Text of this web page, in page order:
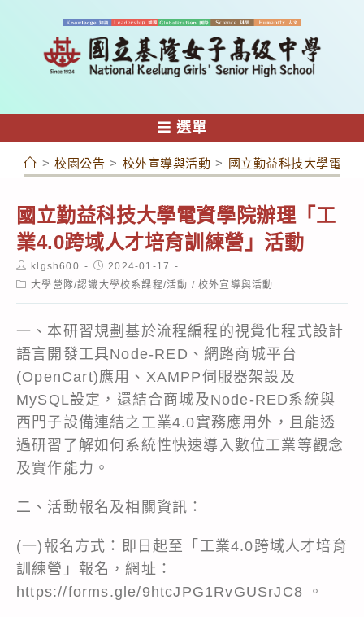
容
選單
> 校園公告 > 校外宣導與活動 > 國立勤益科技大學電資
國立勤益科技大學電資學院辦理「工
業4.0跨域人才培育訓練營」活動
Post
author:
klgsh600
Post
published:
2024-01-17
Post大學營隊/認識大學校系課程/活動 / 校外宣導與活動
一、本研習規劃基於流程編程的視覺化程式設計
語言開發工具Node-RED、網路商城平台
(OpenCart)應用、XAMPP伺服器架設及
MySQL設定，還結合商城及Node-RED系統與
西門子設備連結之工業4.0實務應用外，且能透
過研習了解如何系統性快速導入數位工業等觀念
及實作能力。
二、活動報名及相關資訊：
(一)報名方式：即日起至「工業4.0跨域人才培育
訓練營」報名，網址：
https://forms.gle/9htcJPG1RvGUSrJC8 。